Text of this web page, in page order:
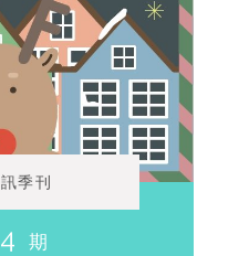
季刊
期